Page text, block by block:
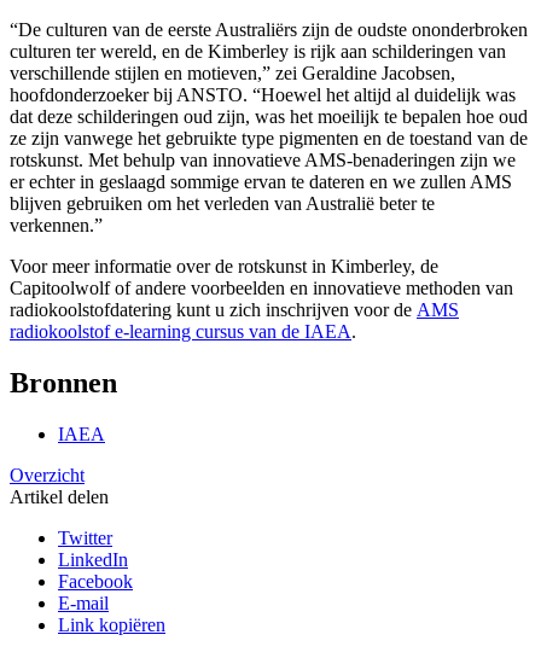
“De culturen van de eerste Australiërs zijn de oudste ononderbroken
culturen ter wereld, en de Kimberley is rijk aan schilderingen van
verschillende stijlen en motieven,” zei Geraldine Jacobsen,
hoofdonderzoeker bij ANSTO. “Hoewel het altijd al duidelijk was
dat deze schilderingen oud zijn, was het moeilijk te bepalen hoe oud
ze zijn vanwege het gebruikte type pigmenten en de toestand van de
rotskunst. Met behulp van innovatieve AMS-benaderingen zijn we
er echter in geslaagd sommige ervan te dateren en we zullen AMS
blijven gebruiken om het verleden van Australië beter te
verkennen.”
Voor meer informatie over de rotskunst in Kimberley, de
Capitoolwolf of andere voorbeelden en innovatieve methoden van
radiokoolstofdatering kunt u zich inschrijven voor de AMS
radiokoolstof e-learning cursus van de IAEA.
Bronnen
IAEA
Overzicht
Artikel delen
Twitter
LinkedIn
Facebook
E-mail
Link kopiëren